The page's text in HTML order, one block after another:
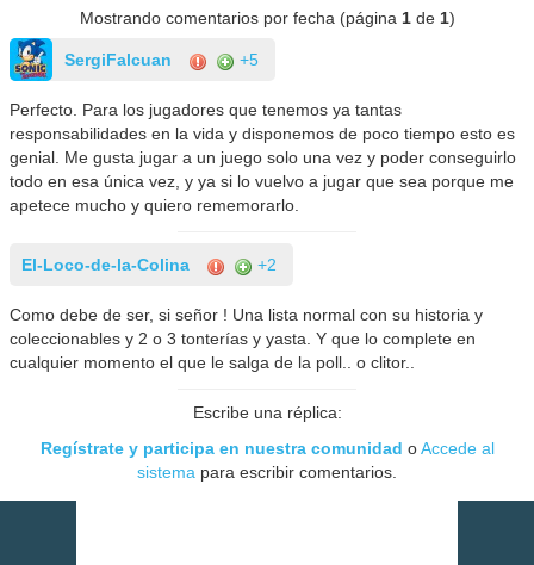
Mostrando comentarios por fecha (página 1de 1)
SergiFalcuan +5
Perfecto. Para los jugadores que tenemos ya tantas
responsabilidades en la vida y disponemos de poco tiempo esto es
genial. Me gusta jugar a un juego solo una vez y poder conseguirlo
todo en esa única vez, y ya si lo vuelvo a jugar que sea porque me
apetece mucho y quiero rememorarlo.
El-Loco-de-la-Colina +2
Como debe de ser, si señor ! Una lista normal con su historia y
coleccionables y 2 o 3 tonterías y yasta. Y que lo complete en
cualquier momento el que le salga de la poll.. o clitor..
Escribe una réplica:
Regístrate y participa en nuestra comunidad oAccede al
sistema para escribir comentarios.